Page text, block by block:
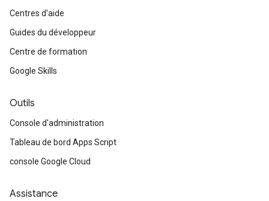
Centres d'aide
Guides du développeur
Centre de formation
Google Skills
Outils
Console d'administration
Tableau de bord Apps Script
console Google Cloud
Assistance